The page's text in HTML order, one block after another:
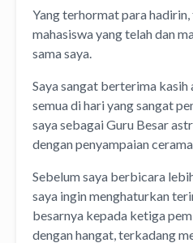
Yang terhormat para
mahasiswa yang telah dan
sama saya.
Saya sangat berterima kasih
semua di hari yang sangat
saya sebagai Guru Besar
dengan penyampaian
Sebelum saya berbicara
saya ingin menghaturkan
besarnya kepada ketiga
dengan hangat, terkadang